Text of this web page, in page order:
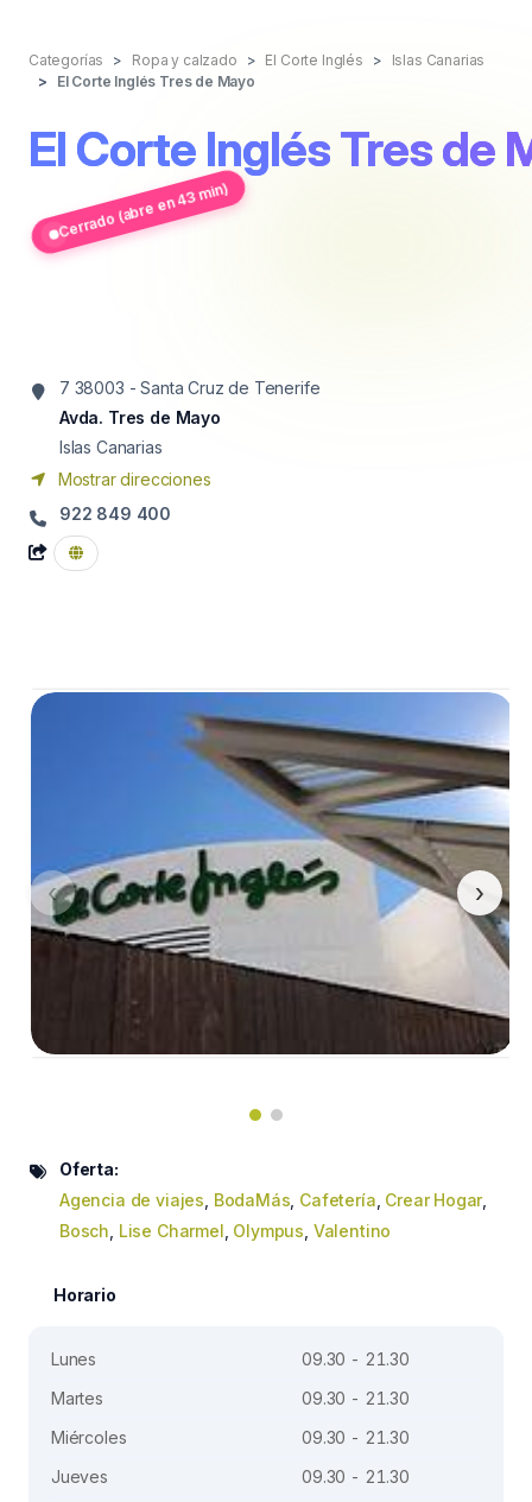
Categorías Ropa y calzado El Corte Inglés
Islas Canarias
El Corte Inglés Tres de Mayo
El Corte Inglés Tres de
Cerrado (abre en 43 min)
7 38003 - Santa Cruz de Tenerife
Avda. Tres de Mayo
Islas Canarias
Mostrar direcciones
922 849 400
‹ ›
Oferta:
Agencia de viajes BodaMás Cafetería Crear Hogar,
Bosch Lise Charmel Olympus Valentino
Horario
Lunes
09.30 - 21.30
Martes
09.30 - 21.30
Miércoles
09.30 - 21.30
Jueves
09.30 - 21.30